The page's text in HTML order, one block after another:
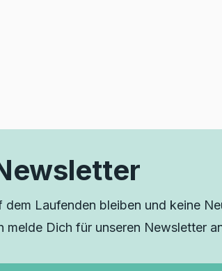
Laufenden bleiben und keine
melde Dich für unseren Newsletter